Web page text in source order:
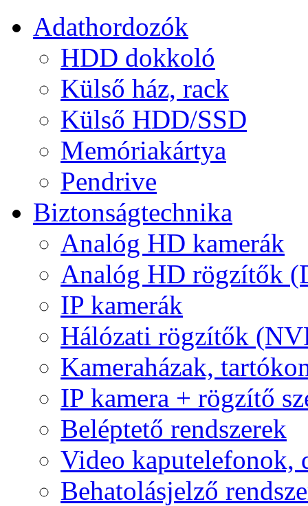
Adathordozók
HDD dokkoló
Külső ház, rack
Külső HDD/SSD
Memóriakártya
Pendrive
Biztonságtechnika
Analóg HD kamerák
Analóg HD rögzítők
IP kamerák
Hálózati rögzítők
Kameraházak,
IP kamera + rögzítő
Beléptető rendszerek
Video kaputelefonok,
Behatolásjelző